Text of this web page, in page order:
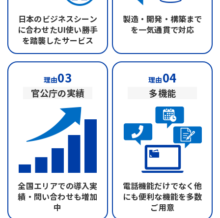
日本のビジネスシーン
に合わせたUI使い勝手
を踏襲したサービス
製造・開発・構築まで
を一気通貫で対応
理由03
官公庁の実績
全国エリアでの導入実
績・問い合わせも増加
中
理由04
多機能
電話機能だけでなく他
にも便利な機能を多数
ご用意